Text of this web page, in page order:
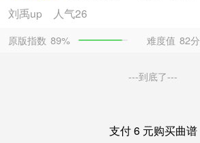
刘禹up 人气26
原版指数 89% 难度值 82分
---到底了---
支付 6 元购买曲谱